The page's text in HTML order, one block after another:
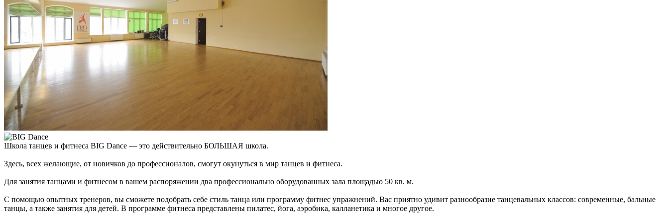
Школа танцев и фитнеса BIG Dance — это действительно БОЛЬШАЯ школа.
Здесь, всех желающие, от новичков до профессионалов, смогут окунуться в мир танцев и фитнеса.
Для занятия танцами и фитнесом в вашем распоряжении два профессионально оборудованных зала площадью 50 кв. м.
С помощью опытных тренеров, вы сможете подобрать себе стиль танца или программу фитнес упражнений. Вас приятно удивит разнообразие танцевальных классов: современные, бальные
танцы, а также занятия для детей. В программе фитнеса представлены пилатес, йога, аэробика, калланетика и многое другое.